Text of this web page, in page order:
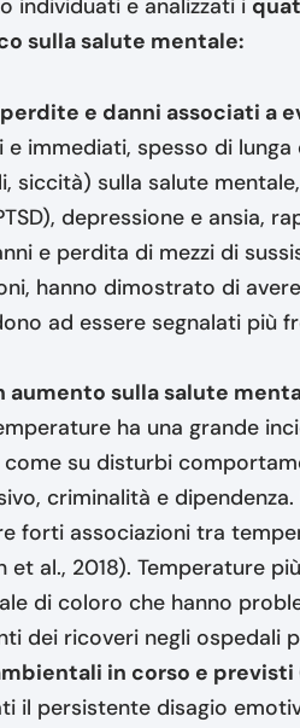
individuati e analizzati i
sulla salute mentale:
e danni associati a
immediati, spesso di lunga
siccità) sulla salute
depressione e ansia,
e perdita di mezzi di
hanno dimostrato di
ad essere segnalati più
sulla salute
ha una grande
su disturbi
criminalità e
forti associazioni tra
al., 2018). Temperature
di coloro che hanno
dei ricoveri negli ospedali
in corso e previsti
il persistente disagio